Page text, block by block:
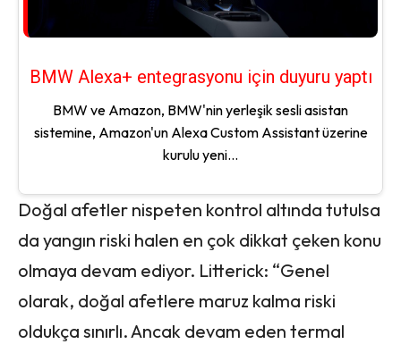
BMW Alexa+ entegrasyonu için duyuru yaptı
BMW ve Amazon, BMW'nin yerleşik sesli asistan
sistemine, Amazon'un Alexa Custom Assistant üzerine
kurulu yeni...
Doğal afetler nispeten kontrol altında tutulsa
da yangın riski halen en çok dikkat çeken konu
olmaya devam ediyor. Litterick: “Genel
olarak, doğal afetlere maruz kalma riski
oldukça sınırlı. Ancak devam eden termal